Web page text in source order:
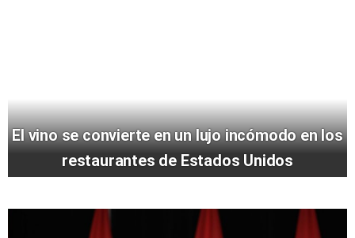
El vino se convierte en un lujo incómodo en los
restaurantes de Estados Unidos